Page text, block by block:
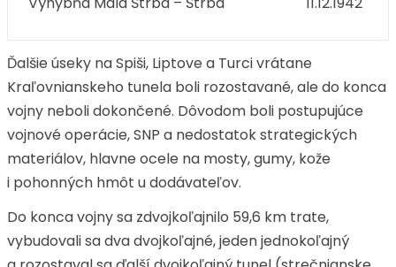
Ďalšie úseky na Spiši, Liptove a Turci vrátane
Kraľovnianskeho tunela boli rozostavané, ale do konca
vojny neboli dokončené. Dôvodom boli postupujúce
vojnové operácie, SNP a nedostatok strategických
materiálov, hlavne ocele na mosty, gumy, kože
i pohonných hmôt u dodávateľov.
Do konca vojny sa zdvojkoľajnilo 59,6 km trate,
vybudovali sa dva dvojkoľajné, jeden jednokoľajný